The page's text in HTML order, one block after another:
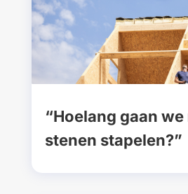
“Hoelang gaan we
stenen stapelen?”